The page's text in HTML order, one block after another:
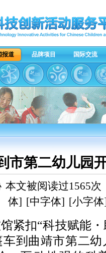
报道 品牌项目 国际交流
市第二幼儿园
本文被阅读过1565次
体] [中字体] [小字
紧扣“科技赋能・
到曲靖市第二